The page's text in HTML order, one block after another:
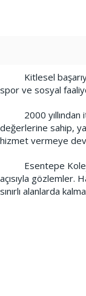
Kitlesel başarıyı
spor ve sosyal
2000 yıllından
değerlerine sahip,
hizmet vermeye
Esentepe Koleji
açısıyla gözlemler.
sınırlı alanlarda